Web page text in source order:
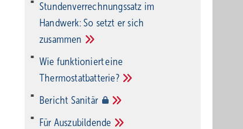
Stundenverrechnungssatz im
Handwerk: So setzt er sich
zusammen
Wie funktioniert eine
Thermostatbatterie?
Bericht Sanitär
Für Auszubildende